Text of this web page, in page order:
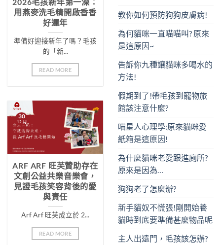
用燕麥洗毛精開啟香香
好運年
準備好迎接新年了嗎？毛孩
的「新...
READ MORE
ARF ARF 旺芙贊助存在
文創公益共樂音樂會，
見證毛孩笑容背後的愛
與責任
Arf Arf 旺芙成立於 2...
READ MORE
30
12 月
教你如何預防狗狗皮膚病!
為何貓咪一直喵喵叫? 原來
是這原因~
告訴你九種讓貓咪多喝水的
方法!
假期到了!帶毛孩到寵物旅
館該注意什麼?
喵星人心理學:原來貓咪愛
紙箱是這原因!
為什麼貓咪老愛跟進廁所?
原來是因為…
狗狗老了怎麼辦?
新手貓奴不慌張!剛開始養
貓時到底要準備甚麼物品呢
主人出遠門，毛孩該怎辦?